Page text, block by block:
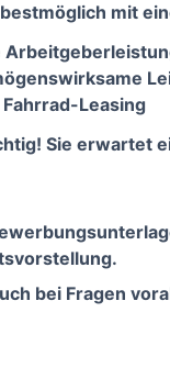
mit
Leasing
Sie erwartet
bei Fragen